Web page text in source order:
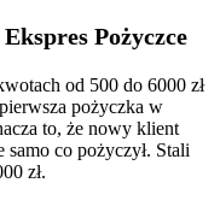
Pożyczce
od 500 do 6000 zł
pożyczka w
to, że nowy klient
co pożyczył. Stali
zł.